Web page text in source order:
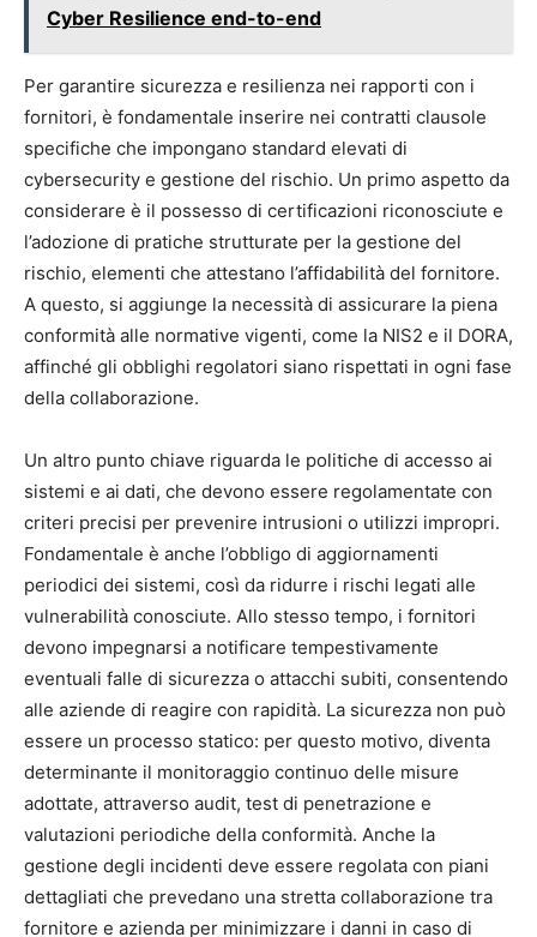
Cyber Resilience end-to-end
Per garantire sicurezza e resilienza nei rapporti con i
fornitori, è fondamentale inserire nei contratti clausole
specifiche che impongano standard elevati di
cybersecurity e gestione del rischio. Un primo aspetto da
considerare è il possesso di certificazioni riconosciute e
l’adozione di pratiche strutturate per la gestione del
rischio, elementi che attestano l’affidabilità del fornitore.
A questo, si aggiunge la necessità di assicurare la piena
conformità alle normative vigenti, come la NIS2 e il DORA,
affinché gli obblighi regolatori siano rispettati in ogni fase
della collaborazione.
Un altro punto chiave riguarda le politiche di accesso ai
sistemi e ai dati, che devono essere regolamentate con
criteri precisi per prevenire intrusioni o utilizzi impropri.
Fondamentale è anche l’obbligo di aggiornamenti
periodici dei sistemi, così da ridurre i rischi legati alle
vulnerabilità conosciute. Allo stesso tempo, i fornitori
devono impegnarsi a notificare tempestivamente
eventuali falle di sicurezza o attacchi subiti, consentendo
alle aziende di reagire con rapidità. La sicurezza non può
essere un processo statico: per questo motivo, diventa
determinante il monitoraggio continuo delle misure
adottate, attraverso audit, test di penetrazione e
valutazioni periodiche della conformità. Anche la
gestione degli incidenti deve essere regolata con piani
dettagliati che prevedano una stretta collaborazione tra
fornitore e azienda per minimizzare i danni in caso di